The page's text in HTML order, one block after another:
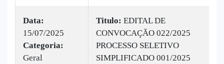
Data:
15/07/2025
Categoria:
Geral
Titulo: EDITAL DE
CONVOCAÇÃO 022/2025
PROCESSO SELETIVO
SIMPLIFICADO 001/2025